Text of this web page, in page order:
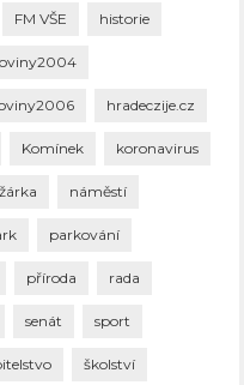
FM VŠE historie
hradeczije.cz
Komínek koronavirus
náměstí
parkování
příroda rada
senát sport
školství